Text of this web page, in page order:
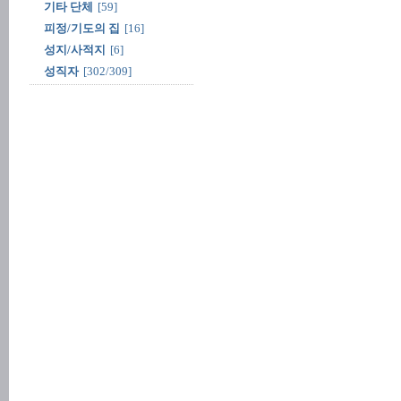
기타 단체
[59]
피정/기도의 집 [16]
성지/사적지
[6]
성직자 [302/309]